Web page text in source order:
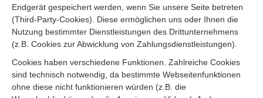
Endgerät gespeichert werden, wenn Sie unsere Seite betreten
(Third-Party-Cookies). Diese ermöglichen uns oder Ihnen die
Nutzung bestimmter Dienstleistungen des Drittunternehmens
(z.B. Cookies zur Abwicklung von Zahlungsdienstleistungen).
Cookies haben verschiedene Funktionen. Zahlreiche Cookies
sind technisch notwendig, da bestimmte Webseitenfunktionen
ohne diese nicht funktionieren würden (z.B. die